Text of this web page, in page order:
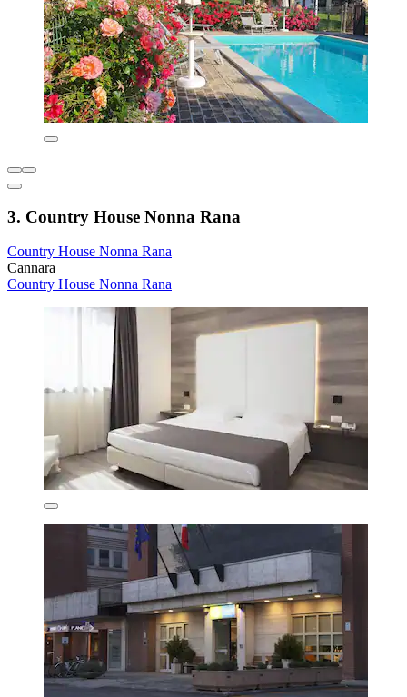
3. Country House Nonna Rana
Country House Nonna Rana
Cannara
Country House Nonna Rana